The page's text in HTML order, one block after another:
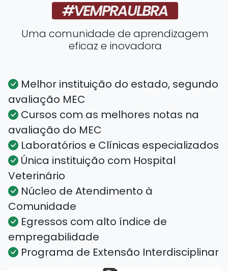
#VEMPRAULBRA
Uma comunidade de aprendizagem
eficaz e inovadora
Melhor instituição do estado, segundo
avaliação MEC
Cursos com as melhores notas na
avaliação do MEC
Laboratórios e Clínicas especializados
Única instituição com Hospital
Veterinário
Núcleo de Atendimento à
Comunidade
Egressos com alto índice de
empregabilidade
Programa de Extensão Interdisciplinar